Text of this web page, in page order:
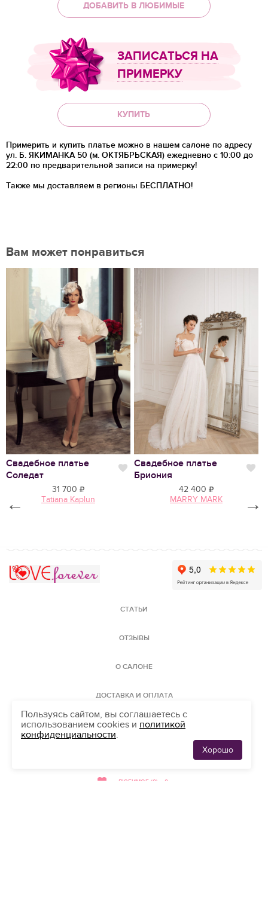
ДОБАВИТЬ В ЛЮБИМЫЕ
ЗАПИСАТЬСЯ НА
ПРИМЕРКУ
КУПИТЬ
Примерить и купить платье можно в нашем салоне по адресу
ул. Б. ЯКИМАНКА 50 (м. ОКТЯБРЬСКАЯ) ежедневно с 10:00 до
22:00 по предварительной записи на примерку!
Также мы доставляем в регионы БЕСПЛАТНО!
Вам может понравиться
Нравится
Свадебное платье
Соледат
Нравится
31 700
Tatiana Kaplun
Свадебное платье
Бриония
42 400
MARRY MARK
← →
СТАТЬИ
ОТЗЫВЫ
О САЛОНЕ
ДОСТАВКА И ОПЛАТА
КАРТА САЙТА
ЛЮБИМОЕ (0) 0
Пользуясь сайтом, вы соглашаетесь с
использованием cookies и политикой
конфиденциальности.
Хорошо